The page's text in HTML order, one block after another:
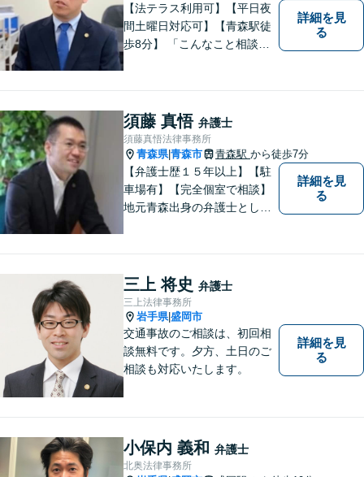
【法テラス利用可】【平日夜
間土曜日対応可】【青森駅徒
歩8分】 「こんなこと相談し
い。 皆様が抱えている問題に
真摯に向き合い、ともに解決
いたします。
詳細を見
る
須藤 真悟 弁護士
須藤真悟法律事務所
青森県|青森市 青森駅 から徒歩7分
【弁護士歴１５年以上】【駐
車場有】【完全個室で相談】
地元青森出身の弁護士とし
に、そして真剣に取り組みま
す。皆様が安心して相談でき
るような雰囲気づくりを行な
っています。
詳細を見
る
三上 将史 弁護士
三上法律事務所
岩手県|盛岡市
交通事故のご相談は、初回相
談無料です。夕方、土日のご
相談も対応いたします。
詳細を見
る
小保内 義和 弁護士
北奥法律事務所